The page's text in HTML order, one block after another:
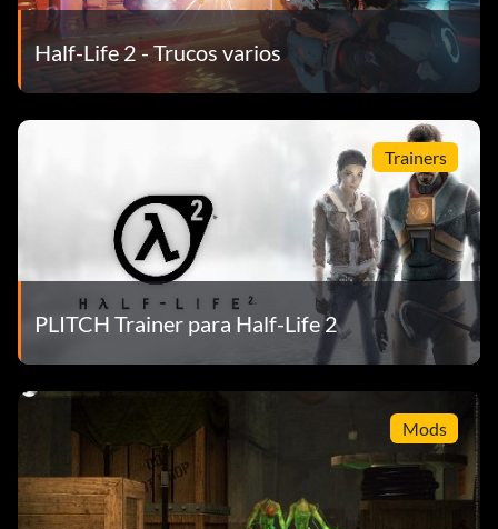
Half-Life 2 - Trucos varios
Trainers
PLITCH Trainer para Half-Life 2
Mods